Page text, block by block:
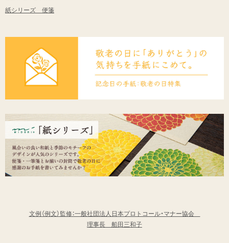
紙シリーズ 便箋
文例（例文）監修：一般社団法人日本プロトコール・マナー協会
理事長 船田三和子